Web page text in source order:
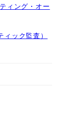
ィング・オー
ック監査）